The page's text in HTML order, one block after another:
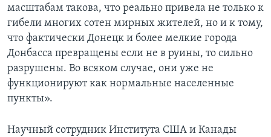
масштабам такова, что реально привела не только к
гибели многих сотен мирных жителей, но и к тому,
что фактически Донецк и более мелкие города
Донбасса превращены если не в руины, то сильно
разрушены. Во всяком случае, они уже не
функционируют как нормальные населенные
пункты».
Научный сотрудник Института США и Канады